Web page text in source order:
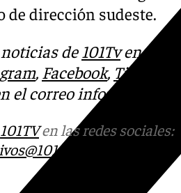
de dirección sudeste.
noticias de 101Tven las
, Facebook, Tik Tok
el correo
101TVen las redes sociales: